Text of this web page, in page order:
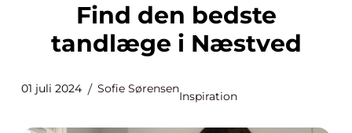
Find den bedste
tandlæge i Næstved
01 juli 2024 Sofie Sørensen
Inspiration